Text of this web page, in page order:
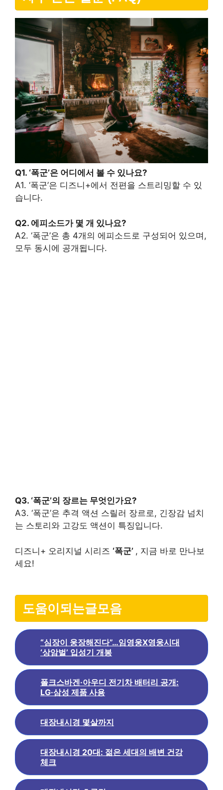
Q1. ‘폭군’은 어디에서 볼 수 있나요?
A1. ‘폭군’은 디즈니+에서 전편을 스트리밍할 수 있
습니다.
Q2. 에피소드가 몇 개 있나요?
A2. ‘폭군’은 총 4개의 에피소드로 구성되어 있으며,
모두 동시에 공개됩니다.
Q3. ‘폭군’의 장르는 무엇인가요?
A3. ‘폭군’은 추격 액션 스릴러 장르로, 긴장감 넘치
는 스토리와 고강도 액션이 특징입니다.
디즈니+ 오리지널 시리즈 ‘폭군’ , 지금 바로 만나보
세요!
도움이되는글모음
“심장이 웅장해진다”…임영웅X영웅시대
‘상암벌’ 입성기 개봉
폴크스바겐·아우디 전기차 배터리 공개:
LG·삼성 제품 사용
대장내시경 몇살까지
대장내시경 20대: 젊은 세대의 배변 건강
체크